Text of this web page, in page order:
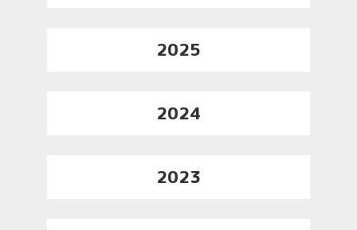
2025
2024
2023